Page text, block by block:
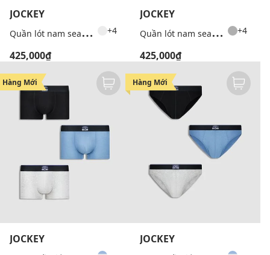
JOCKEY
Q
uần lót nam seamfree dáng trunk +4
425,000₫
JOCKEY
Q
uần lót nam seamfree dáng trunk +4
425,000₫
Hàng Mới
JOCKEY
Hàng Mới
JOCKEY